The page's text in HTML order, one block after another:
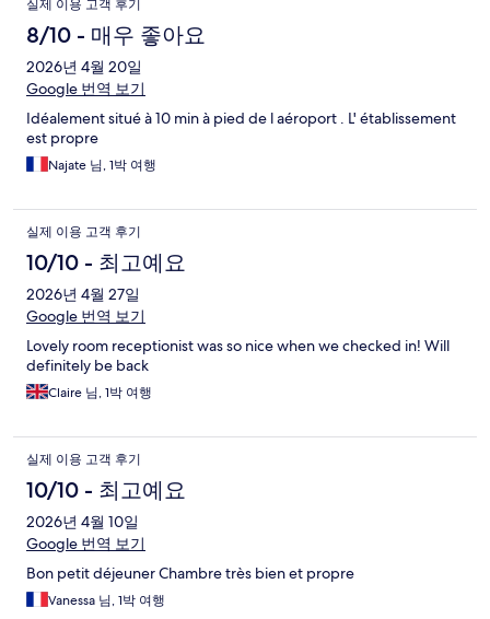
실제 이용 고객 후기
8/10 - 매우 좋아요
2026년 4월 20일
Google 번역 보기
Idéalement situé à 10 min à pied de l aéroport . L' établissement
est propre
Najate 님, 1박 여행
실제 이용 고객 후기
10/10 - 최고예요
2026년 4월 27일
Google 번역 보기
Lovely room receptionist was so nice when we checked in! Will
definitely be back
Claire 님, 1박 여행
실제 이용 고객 후기
10/10 - 최고예요
2026년 4월 10일
Google 번역 보기
Bon petit déjeuner Chambre très bien et propre
Vanessa 님, 1박 여행